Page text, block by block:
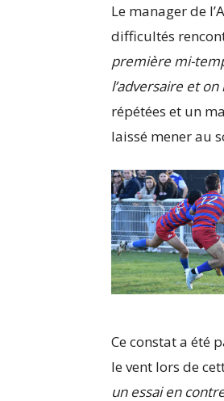
Le manager de
difficultés
première mi-
l’adversaire et
répétées et un
laissé mener au
Ce constat a été
le vent lors de
un essai en